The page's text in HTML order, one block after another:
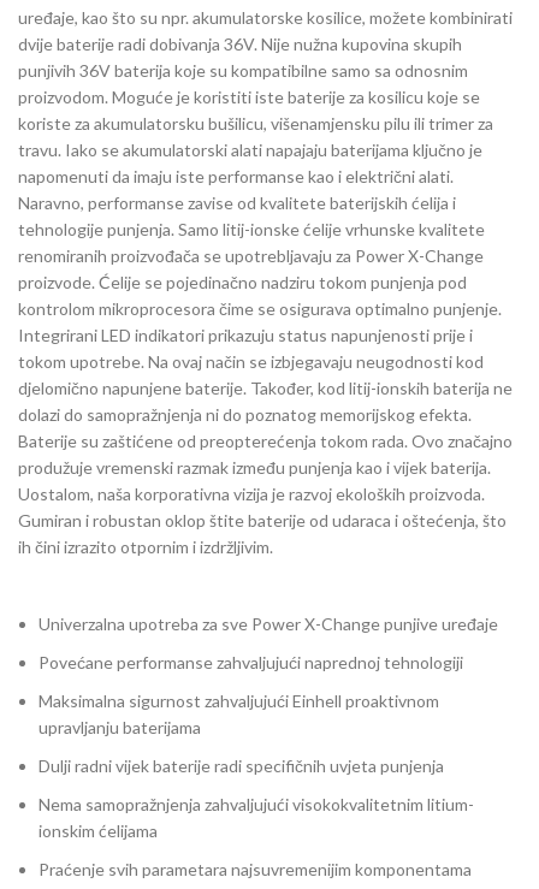
uređaje, kao što su npr. akumulatorske kosilice, možete kombinirati
dvije baterije radi dobivanja 36V. Nije nužna kupovina skupih
punjivih 36V baterija koje su kompatibilne samo sa odnosnim
proizvodom. Moguće je koristiti iste baterije za kosilicu koje se
koriste za akumulatorsku bušilicu, višenamjensku pilu ili trimer za
travu. Iako se akumulatorski alati napajaju baterijama ključno je
napomenuti da imaju iste performanse kao i električni alati.
Naravno, performanse zavise od kvalitete baterijskih ćelija i
tehnologije punjenja. Samo litij-ionske ćelije vrhunske kvalitete
renomiranih proizvođača se upotrebljavaju za Power X-Change
proizvode. Ćelije se pojedinačno nadziru tokom punjenja pod
kontrolom mikroprocesora čime se osigurava optimalno punjenje.
Integrirani LED indikatori prikazuju status napunjenosti prije i
tokom upotrebe. Na ovaj način se izbjegavaju neugodnosti kod
djelomično napunjene baterije. Također, kod litij-ionskih baterija ne
dolazi do samopražnjenja ni do poznatog memorijskog efekta.
Baterije su zaštićene od preopterećenja tokom rada. Ovo značajno
produžuje vremenski razmak između punjenja kao i vijek baterija.
Uostalom, naša korporativna vizija je razvoj ekoloških proizvoda.
Gumiran i robustan oklop štite baterije od udaraca i oštećenja, što
ih čini izrazito otpornim i izdržljivim.
Univerzalna upotreba za sve Power X-Change punjive uređaje
Povećane performanse zahvaljujući naprednoj tehnologiji
Maksimalna sigurnost zahvaljujući Einhell proaktivnom
upravljanju baterijama
Dulji radni vijek baterije radi specifičnih uvjeta punjenja
Nema samopražnjenja zahvaljujući visokokvalitetnim litium-
ionskim ćelijama
Praćenje svih parametara najsuvremenijim komponentama